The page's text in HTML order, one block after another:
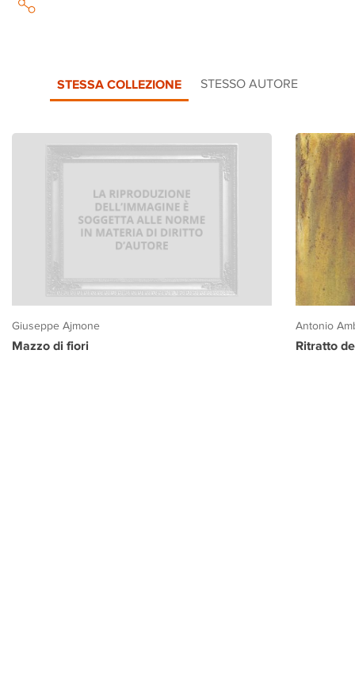
STESSA COLLEZIONE STESSO AUTORE
Giuseppe Ajmone
Mazzo di fiori
Antonio
Ritratto